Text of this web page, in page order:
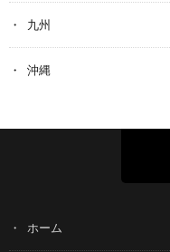
九州
沖縄
ホーム